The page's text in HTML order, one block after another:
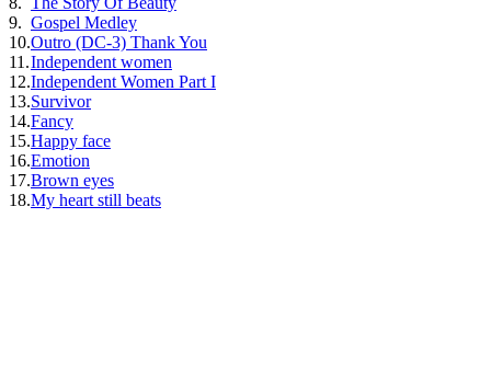
9. Gospel Medley
10.Outro (DC-3) Thank You
11.Independent women
12.Independent Women Part I
13.Survivor
14.Fancy
15.Happy face
16.Emotion
17.Brown eyes
18.My heart still beats